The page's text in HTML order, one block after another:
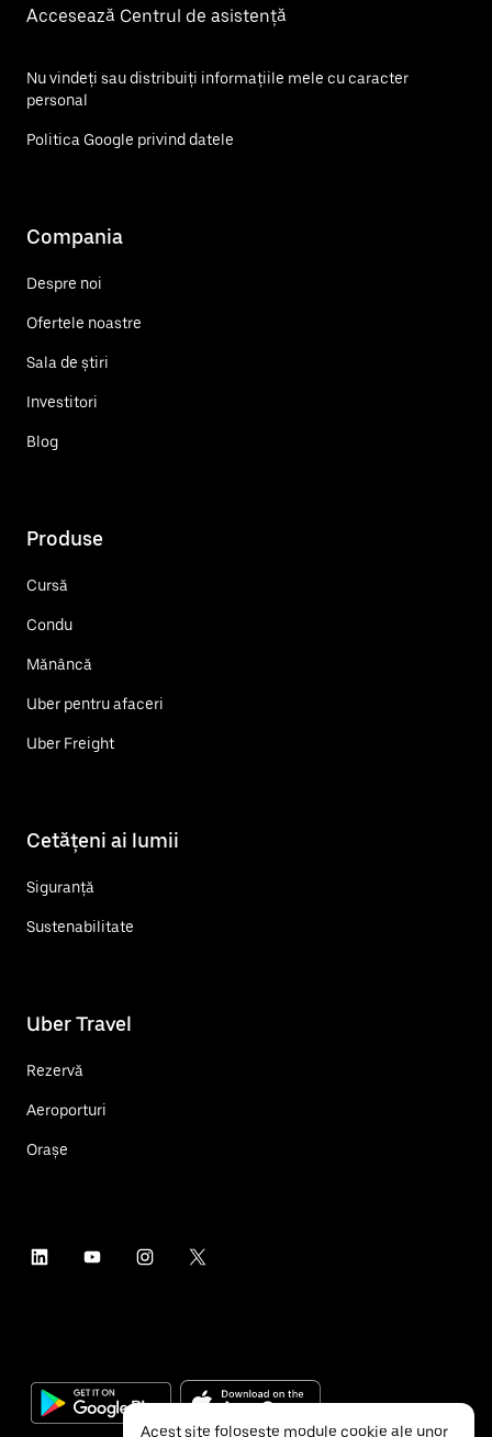
Accesează Centrul de asistență
Nu vindeți sau distribuiți informațiile mele cu caracter
personal
Politica Google privind datele
Compania
Despre noi
Ofertele noastre
Sala de știri
Investitori
Blog
Produse
Cursă
Condu
Mănâncă
Uber pentru afaceri
Uber Freight
Cetățeni ai lumii
Siguranță
Sustenabilitate
Uber Travel
Rezervă
Aeroporturi
Orașe
Acest site folosește module cookie ale unor